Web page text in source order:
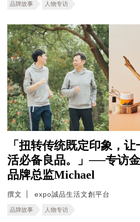
品牌故事 人物专访
「扭转传统既定印象，
活必备良品。」──专访
品牌总监Michael
撰文 expo誠品生活文創平台
品牌故事 人物专访